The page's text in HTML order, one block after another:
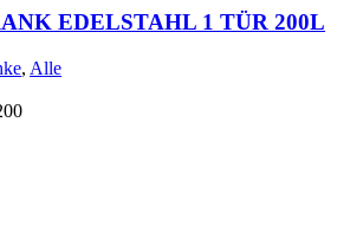
EDELSTAHL 1 TÜR 200L
, Alle